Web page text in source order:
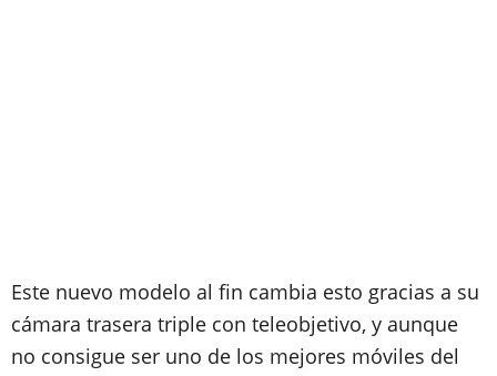
Este nuevo modelo al fin cambia esto gracias a su
cámara trasera triple con teleobjetivo, y aunque
no consigue ser uno de los mejores móviles del